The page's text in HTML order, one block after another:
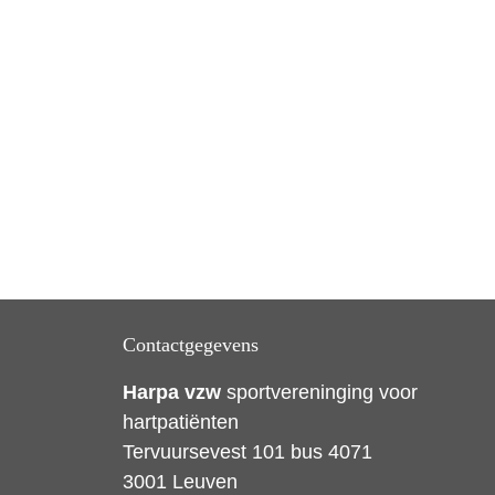
Contactgegevens
Harpa vzw sportvereninging voor
hartpatiënten
Tervuursevest 101 bus 4071
3001 Leuven